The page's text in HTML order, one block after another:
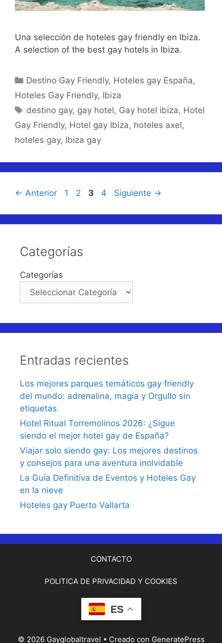
Una selección de hoteles gay friendly en Ibiza.
A selection of the best gay hotels in Ibiza.
Categorías
Destino Gay Friendly, Hoteles gay España,
Hoteles Gay Friendly, Ibiza
Etiquetas
destino gay, gay hotel, Gay hotel ibiza, Hotel
Gay Friendly, Hotel gay Ibiza, hoteles axel,
hoteles gay, Ibiza gay
← Anterior Página
1 Página
2 Página
3 Página
4 Siguiente →
Categorías
Categorías
Entradas recientes
Los mejores parques temáticos gay friendly
del mundo: adrenalina, magia y Orgullo sin
etiquetas
Hotel Ritual Torremolinos 2026: ¿Sigue
siendo el mejor hotel gay de España?
Viajar solo siendo gay: Los mejores destinos
y consejos para una aventura inolvidable
La Guía Definitiva de Eventos y Hoteles Gay
en la nieve
Hoteles gay Puerto Vallarta
CONTACTO
POLITICA DE PRIVACIDAD Y COOKIES
ES
© 2026 Gayglobaltravel • Creado con GeneratePress